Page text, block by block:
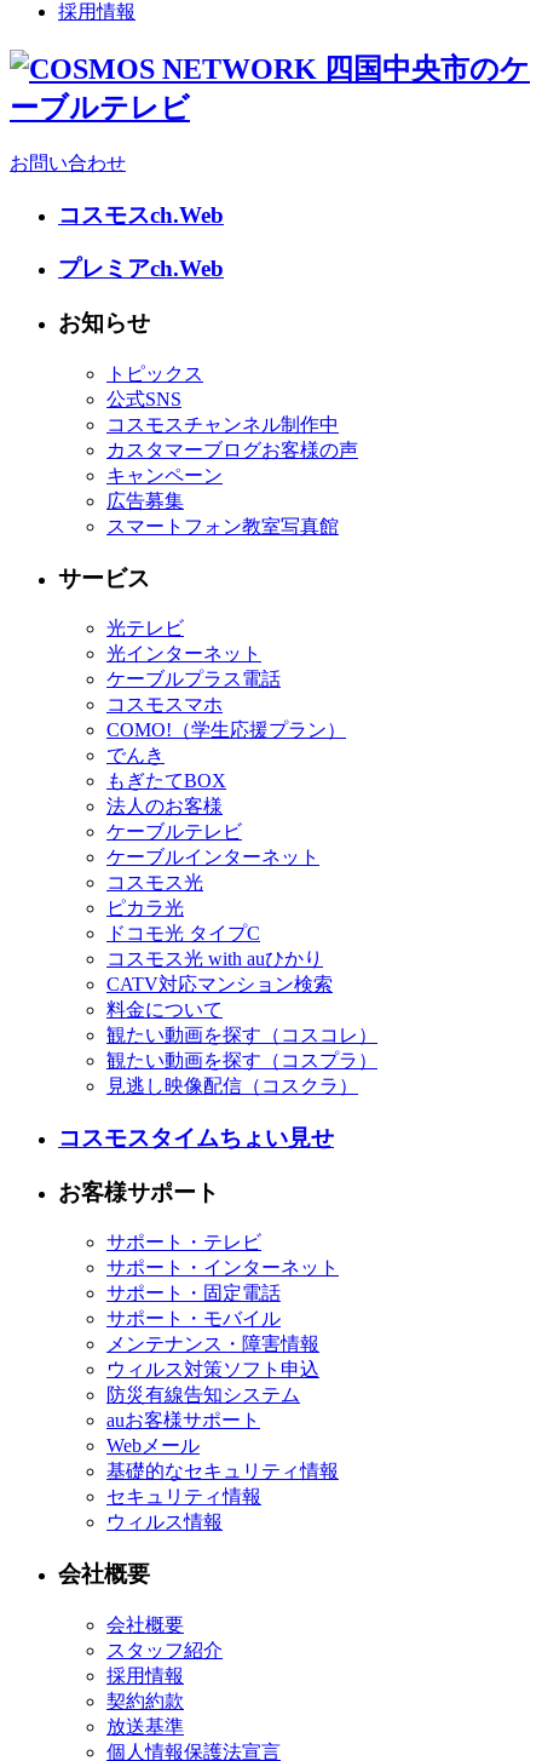
採用情報
お問い合わせ
コスモスch.Web
プレミアch.Web
お知らせ
トピックス
公式SNS
コスモスチャンネル制作中
カスタマーブログお客様の声
キャンペーン
広告募集
スマートフォン教室写真館
サービス
光テレビ
光インターネット
ケーブルプラス電話
コスモスマホ
COMO!（学生応援プラン）
でんき
もぎたてBOX
法人のお客様
ケーブルテレビ
ケーブルインターネット
コスモス光
ピカラ光
ドコモ光 タイプC
コスモス光 with auひかり
CATV対応マンション検索
料金について
観たい動画を探す（コスコレ）
観たい動画を探す（コスプラ）
見逃し映像配信（コスクラ）
コスモスタイムちょい見せ
お客様サポート
サポート・テレビ
サポート・インターネット
サポート・固定電話
サポート・モバイル
メンテナンス・障害情報
ウィルス対策ソフト申込
防災有線告知システム
auお客様サポート
Webメール
基礎的なセキュリティ情報
セキュリティ情報
ウィルス情報
会社概要
会社概要
スタッフ紹介
採用情報
契約約款
放送基準
個人情報保護法宣言